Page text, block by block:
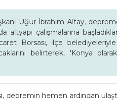
Uğur İbrahim Altay,
çalışmalarına
Borsası, ilçe
belirterek, 'Konya
depremin hemen ardından